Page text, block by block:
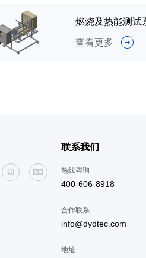
燃烧及热能测试
查看更多
联系我们
热线咨询
400-606-8918
合作联系
info@dydtec.com
地址